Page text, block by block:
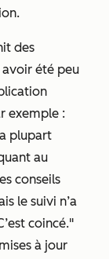
des
été peu
exemple :
plupart
au
conseils
le suivi n’a
coincé."
à jour